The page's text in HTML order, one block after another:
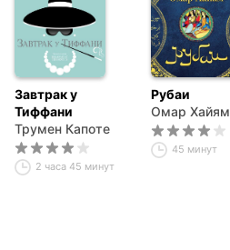
Завтрак у
Тиффани
Трумен Капоте
2 часа 45 минут
Рубаи
Омар Хайям
45 минут